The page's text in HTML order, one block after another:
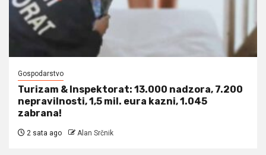
Gospodarstvo
Turizam & Inspektorat: 13.000 nadzora, 7.200
nepravilnosti, 1,5 mil. eura kazni, 1.045
zabrana!
2 sata ago Alan Srčnik